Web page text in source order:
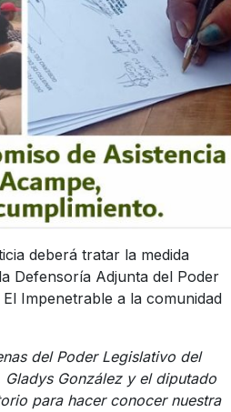
deberá tratar la medida
Defensoría Adjunta del Poder
Impenetrable a la comunidad
del Poder Legislativo del
González y el diputado
para hacer conocer nuestra